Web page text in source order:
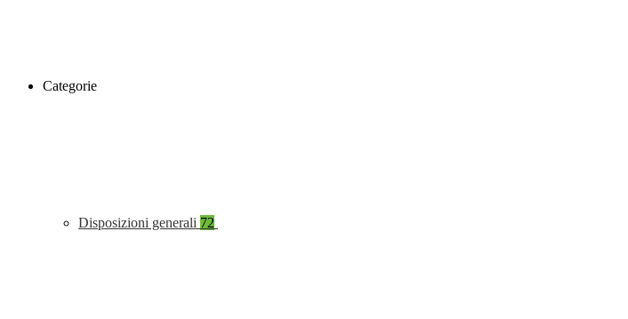
Categorie
Disposizioni generali 72